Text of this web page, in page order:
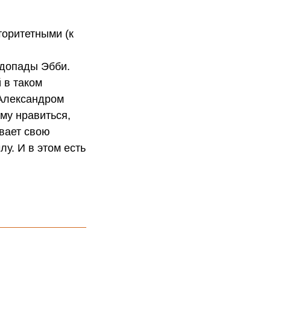
(к
Эбби.
в таком
нравиться,
свою
И в этом есть